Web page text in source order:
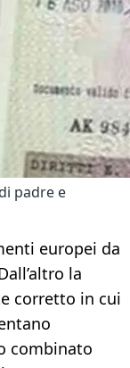
padre e
europei da
la
corretto in cui
combinato